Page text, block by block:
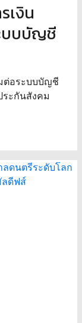
เงิน
บบบัญชี
ต่อระบบบัญชี
ะกันสังคม